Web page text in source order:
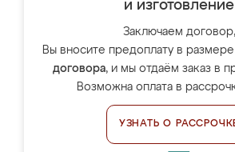
и изготовление
Заключаем договор,
Вы вносите предоплату в размере
договора, и мы отдаём заказ в
Возможна оплата в
УЗНАТЬ О